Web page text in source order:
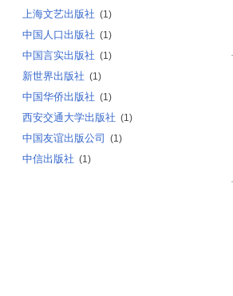
上海文艺出版社 (1)
中国人口出版社 (1)
中国言实出版社 (1)
新世界出版社 (1)
中国华侨出版社 (1)
西安交通大学出版社 (1)
中国友谊出版公司 (1)
中信出版社 (1)